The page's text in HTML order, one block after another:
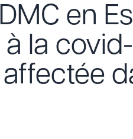
en
la